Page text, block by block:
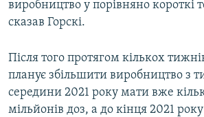
виробництво у порівняно короткі
сказав Горскі.
Після того протягом кількох
планує збільшити виробництво з
середини 2021 року мати вже
мільйонів доз, а до кінця 2021